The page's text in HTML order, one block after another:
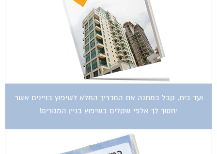
ועד בית, קבל במתנה את המדריך המלא לשיפוץ בניינים אשר
יחסוך לך אלפי שקלים בשיפוץ בניין המגורים!